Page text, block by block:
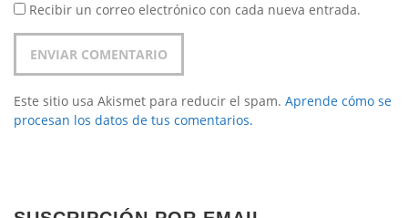
Recibir un correo electrónico con cada nueva entrada.
Este sitio usa Akismet para reducir el spam. Aprende cómo se
procesan los datos de tus comentarios.